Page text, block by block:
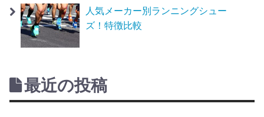
人気メーカー別ランニングシュー
ズ！特徴比較
最近の投稿